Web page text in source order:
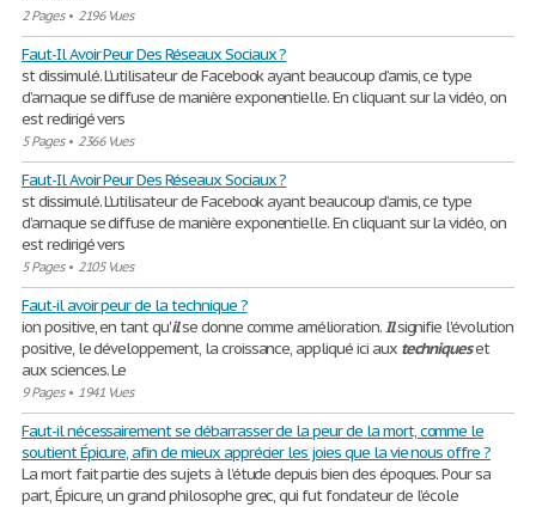
2 Pages• 2196 Vues
Faut-Il Avoir Peur Des Réseaux Sociaux ?
st dissimulé. L’utilisateur de Facebook ayant beaucoup d’amis, ce type
d’arnaque se diffuse de manière exponentielle. En cliquant sur la vidéo, on
est redirigé vers
5 Pages• 2366 Vues
Faut-Il Avoir Peur Des Réseaux Sociaux ?
st dissimulé. L’utilisateur de Facebook ayant beaucoup d’amis, ce type
d’arnaque se diffuse de manière exponentielle. En cliquant sur la vidéo, on
est redirigé vers
5 Pages• 2105 Vues
Faut-il avoir peur de la technique ?
ion positive, en tant qu'ilse donne comme amélioration.Ilsignifie l'évolution
positive, le développement, la croissance, appliqué ici aux techniqueset
aux sciences. Le
9 Pages• 1941 Vues
Faut-il nécessairement se débarrasser de la peur de la mort, comme le
soutient Épicure, afin de mieux apprécier les joies que la vie nous offre ?
La mort fait partie des sujets à l’étude depuis bien des époques. Pour sa
part, Épicure, un grand philosophe grec, qui fut fondateur de l’école